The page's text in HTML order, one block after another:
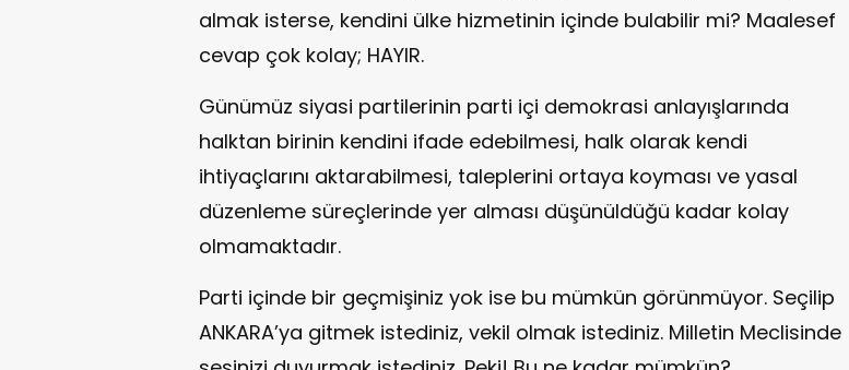
almak isterse, kendini ülke hizmetinin içinde bulabilir mi? Maalesef
cevap çok kolay; HAYIR.
Günümüz siyasi partilerinin parti içi demokrasi anlayışlarında
halktan birinin kendini ifade edebilmesi, halk olarak kendi
ihtiyaçlarını aktarabilmesi, taleplerini ortaya koyması ve yasal
düzenleme süreçlerinde yer alması düşünüldüğü kadar kolay
olmamaktadır.
Parti içinde bir geçmişiniz yok ise bu mümkün görünmüyor. Seçilip
ANKARA’ya gitmek istediniz, vekil olmak istediniz. Milletin Meclisinde